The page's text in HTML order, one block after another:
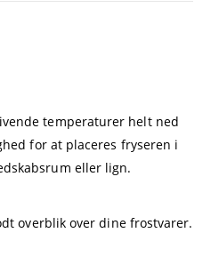
temperaturer helt ned
for at placeres fryseren i
eller lign.
overblik over dine frostvarer.